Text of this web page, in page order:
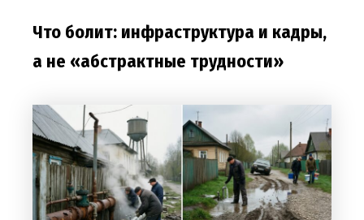
Что болит: инфраструктура и кадры,
а не «абстрактные трудности»